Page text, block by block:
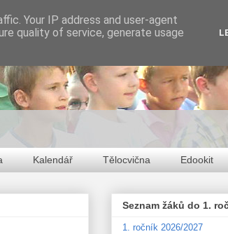
Kalendář Tělocvična Edookit
Seznam žáků do 1.
1. ročník 2026/2027
Your IP address and user-agent
quality of service, generate usage